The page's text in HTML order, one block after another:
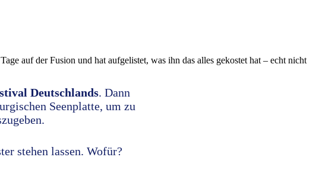
auf der Fusion und hat aufgelistet, was ihn das alles gekostet hat – echt nicht
Deutschlands. Dann
Seenplatte, um zu
stehen lassen. Wofür?